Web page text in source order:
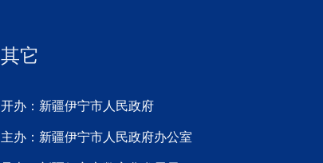
其它
开办：新疆伊宁市人民政府
主办：新疆伊宁市人民政府办公室